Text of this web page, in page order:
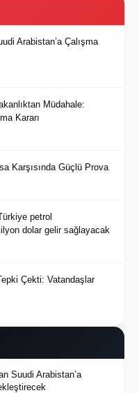
Arabistan’a Çalışma
Müdahale:
Kararı
Karşısında Güçlü Prova
petrol
dolar gelir sağlayacak
Çekti: Vatandaşlar
Suudi Arabistan’a